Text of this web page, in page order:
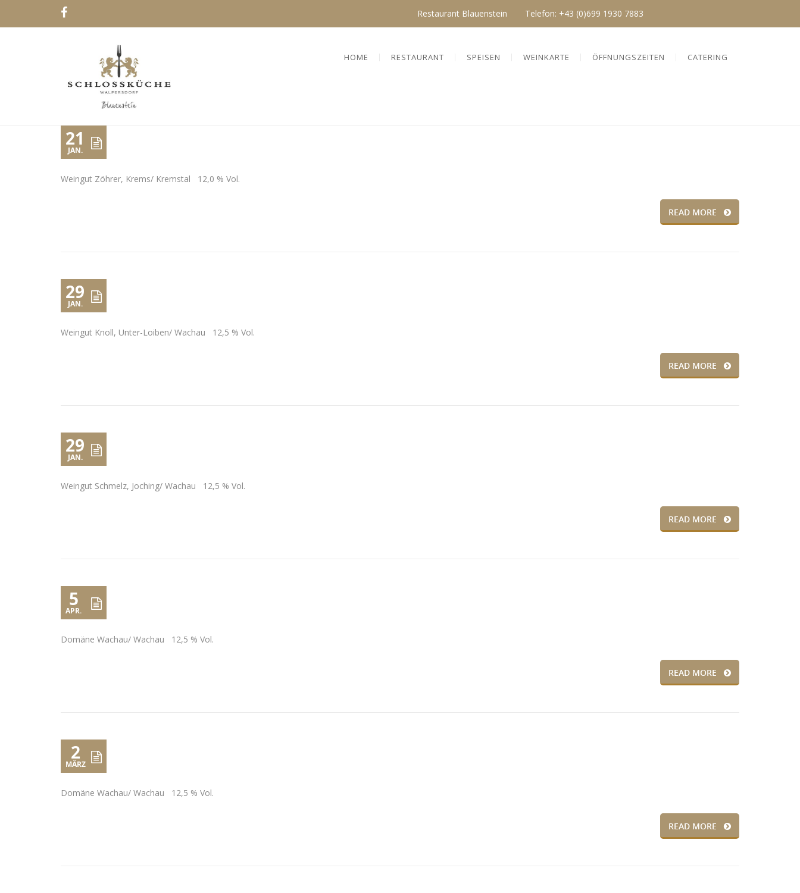
Restaurant Blauenstein Telefon: +43 (0)699 1930 7883
HOME RESTAURANT SPEISEN WEINKARTE ÖFFNUNGSZEITEN CATERING
21
JAN.
Weingut Zöhrer, Krems/ Kremstal 12,0 % Vol.
READ MORE
29
JAN.
Weingut Knoll, Unter-Loiben/ Wachau 12,5 % Vol.
READ MORE
29
JAN.
Weingut Schmelz, Joching/ Wachau 12,5 % Vol.
READ MORE
5
APR.
Domäne Wachau/ Wachau 12,5 % Vol.
READ MORE
2
MÄRZ
Domäne Wachau/ Wachau 12,5 % Vol.
READ MORE